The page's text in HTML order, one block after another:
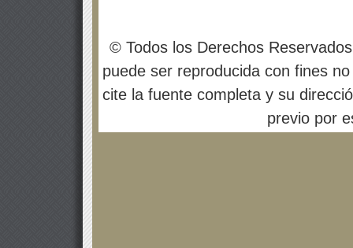
© Todos los Derechos
puede ser reproducida con fines
cite la fuente completa y su
previo por